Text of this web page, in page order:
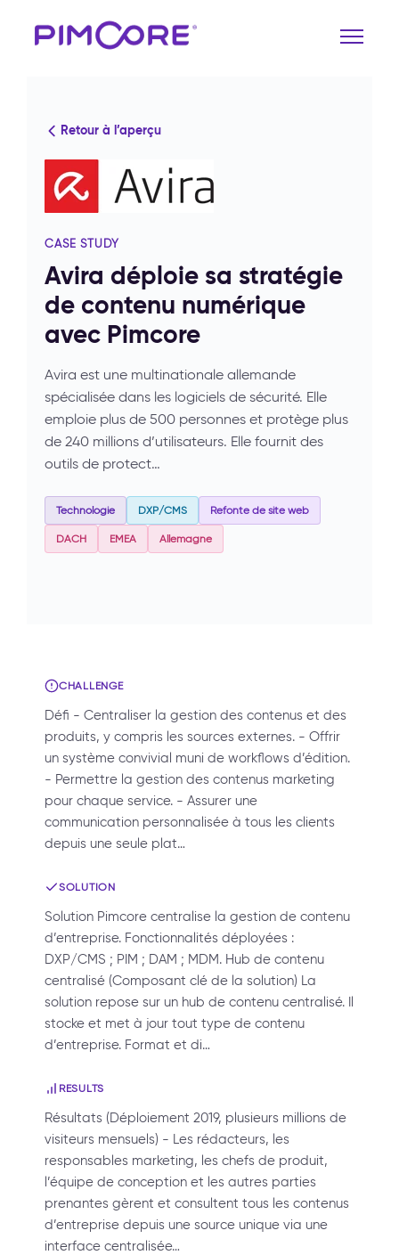
Retour à l’aperçu
CASE STUDY
Avira déploie sa stratégie
de contenu numérique
avec Pimcore
Avira est une multinationale allemande
spécialisée dans les logiciels de sécurité. Elle
emploie plus de 500 personnes et protège plus
de 240 millions d’utilisateurs. Elle fournit des
outils de protect…
Technologie DXP/CMS Refonte de site web
DACH EMEA Allemagne
CHALLENGE
Défi - Centraliser la gestion des contenus et des
produits, y compris les sources externes. - Offrir
un système convivial muni de workflows d’édition.
- Permettre la gestion des contenus marketing
pour chaque service. - Assurer une
communication personnalisée à tous les clients
depuis une seule plat…
SOLUTION
Solution Pimcore centralise la gestion de contenu
d’entreprise. Fonctionnalités déployées :
DXP/CMS ; PIM ; DAM ; MDM. Hub de contenu
centralisé (Composant clé de la solution) La
solution repose sur un hub de contenu centralisé. Il
stocke et met à jour tout type de contenu
d’entreprise. Format et di…
RESULTS
Résultats (Déploiement 2019, plusieurs millions de
visiteurs mensuels) - Les rédacteurs, les
responsables marketing, les chefs de produit,
l’équipe de conception et les autres parties
prenantes gèrent et consultent tous les contenus
d’entreprise depuis une source unique via une
interface centralisée…